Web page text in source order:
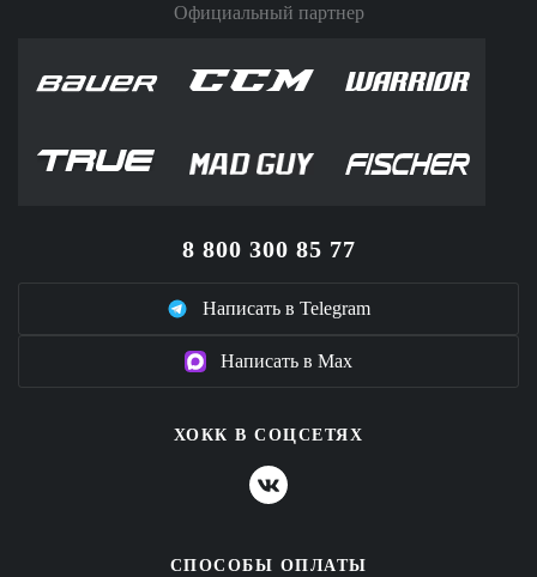
Официальный партнер
8 800 300 85 77
Написать в Telegram
Написать в Max
ХОКК В СОЦСЕТЯХ
СПОСОБЫ ОПЛАТЫ